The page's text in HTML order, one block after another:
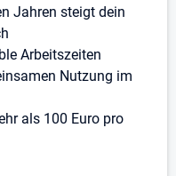
Jahren steigt dein
Arbeitszeiten
Nutzung im
als 100 Euro pro